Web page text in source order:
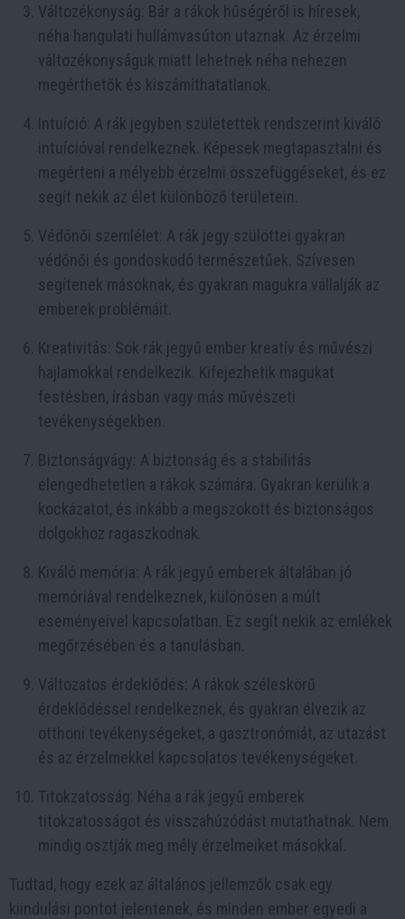
Változékonyság: Bár a rákok hűségéről is híresek,
néha hangulati hullámvasúton utaznak. Az érzelmi
változékonyságuk miatt lehetnek néha nehezen
megérthetők és kiszámíthatatlanok.
Intuíció: A rák jegyben születettek rendszerint kiváló
intuícióval rendelkeznek. Képesek megtapasztalni és
megérteni a mélyebb érzelmi összefüggéseket, és ez
segít nekik az élet különböző területein.
Védőnői szemlélet: A rák jegy szülöttei gyakran
védőnői és gondoskodó természetűek. Szívesen
segítenek másoknak, és gyakran magukra vállalják az
emberek problémáit.
Kreativitás: Sok rák jegyű ember kreatív és művészi
hajlamokkal rendelkezik. Kifejezhetik magukat
festésben, írásban vagy más művészeti
tevékenységekben.
Biztonságvágy: A biztonság és a stabilitás
elengedhetetlen a rákok számára. Gyakran kerülik a
kockázatot, és inkább a megszokott és biztonságos
dolgokhoz ragaszkodnak.
Kiváló memória: A rák jegyű emberek általában jó
memóriával rendelkeznek, különösen a múlt
eseményeivel kapcsolatban. Ez segít nekik az emlékek
megőrzésében és a tanulásban.
Változatos érdeklődés: A rákok széleskörű
érdeklődéssel rendelkeznek, és gyakran élvezik az
otthoni tevékenységeket, a gasztronómiát, az utazást
és az érzelmekkel kapcsolatos tevékenységeket.
Titokzatosság: Néha a rák jegyű emberek
titokzatosságot és visszahúzódást mutathatnak. Nem
mindig osztják meg mély érzelmeiket másokkal.
Tudtad, hogy ezek az általános jellemzők csak egy
kiindulási pontot jelentenek, és minden ember egyedi a